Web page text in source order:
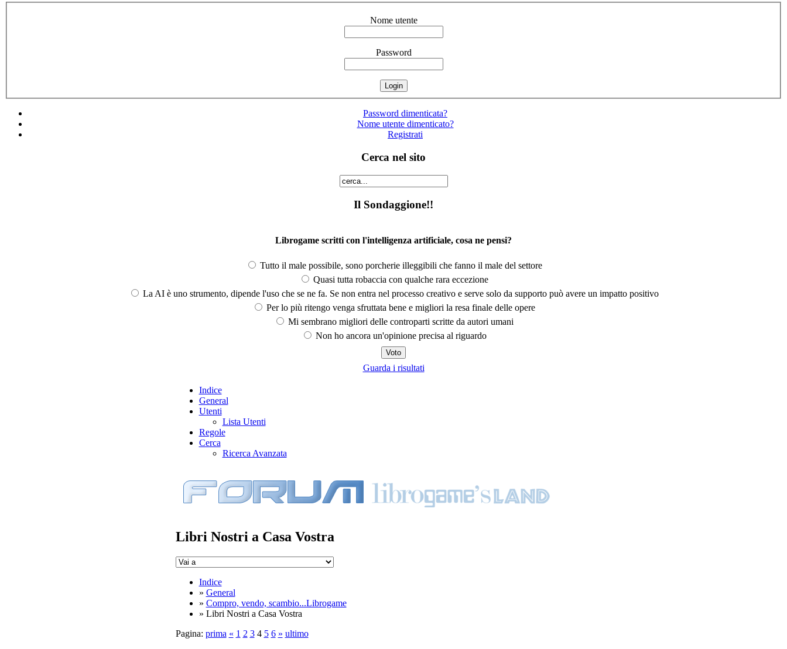
Nome utente
Password
Password dimenticata?
Nome utente dimenticato?
Registrati
Cerca nel sito
Il Sondaggione!!
Librogame scritti con l'intelligenza artificiale, cosa ne pensi?
Tutto il male possibile, sono porcherie illeggibili che fanno il male del settore
Quasi tutta robaccia con qualche rara eccezione
La AI è uno strumento, dipende l'uso che se ne fa. Se non entra nel processo creativo e serve solo da supporto può avere un impatto positivo
Per lo più ritengo venga sfruttata bene e migliori la resa finale delle opere
Mi sembrano migliori delle controparti scritte da autori umani
Non ho ancora un'opinione precisa al riguardo
Guarda i risultati
Indice
General
Utenti
Lista Utenti
Regole
Cerca
Ricerca Avanzata
Libri Nostri a Casa Vostra
Indice
» General
» Compro, vendo, scambio...Librogame
» Libri Nostri a Casa Vostra
Pagina: prima « 1 2 3 4 5 6 » ultimo